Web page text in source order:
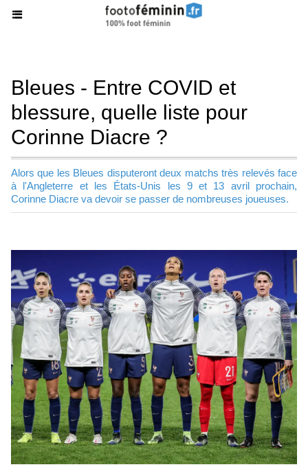
Bleues - Entre COVID et
blessure, quelle liste pour
Corinne Diacre ?
Alors que les Bleues disputeront deux matchs très relevés face
à l'Angleterre et les États-Unis les 9 et 13 avril prochain,
Corinne Diacre va devoir se passer de nombreuses joueuses.